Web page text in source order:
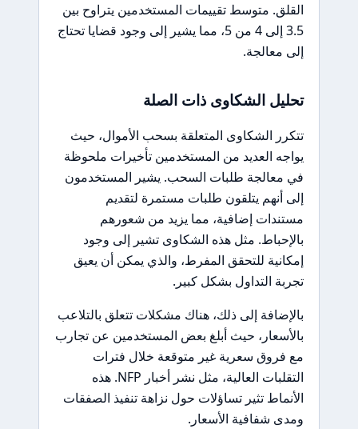
القلق. متوسط تقييمات المستخدمين يتراوح بين
3.5 إلى 4 من 5، مما يشير إلى وجود قضايا تحتاج
إلى معالجة.
تحليل الشكاوى ذات الصلة
تتكرر الشكاوى المتعلقة بسحب الأموال، حيث
يواجه العديد من المستخدمين تأخيرات ملحوظة
في معالجة طلبات السحب. يشير المستخدمون
إلى أنهم يتلقون طلبات مستمرة لتقديم
مستندات إضافية، مما يزيد من شعورهم
بالإحباط. مثل هذه الشكاوى تشير إلى وجود
إمكانية للتحقق المفرط، والذي يمكن أن يعيق
تجربة التداول بشكل كبير.
بالإضافة إلى ذلك، هناك مشكلات تتعلق بالتلاعب
بالأسعار، حيث أبلغ بعض المستخدمين عن تجارب
مع فروق سعرية غير متوقعة خلال فترات
التقلبات العالية، مثل نشر أخبار NFP. هذه
الأنماط تثير تساؤلات حول نزاهة تنفيذ الصفقات
ومدى شفافية الأسعار.